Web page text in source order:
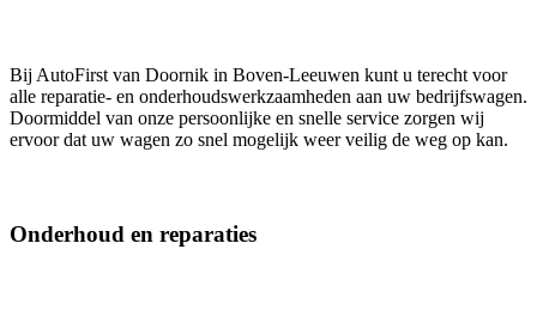
Bij AutoFirst van Doornik in Boven-Leeuwen kunt u terecht voor
alle reparatie- en onderhoudswerkzaamheden aan uw bedrijfswagen.
Doormiddel van onze persoonlijke en snelle service zorgen wij
ervoor dat uw wagen zo snel mogelijk weer veilig de weg op kan.
Onderhoud en reparaties